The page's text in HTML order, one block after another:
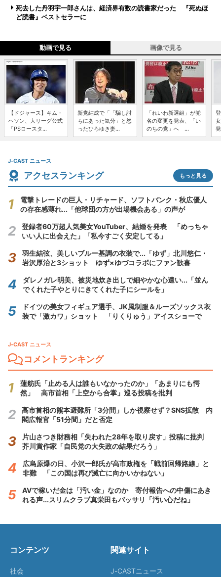
死去した丹羽宇一郎さんは、経済界有数の読書家だった 『死ぬほ
ど読書』ベストセラーに
動画で見る 画像で見る
【ドジャース】キム・
ヘソン、大リーグ公式
「PSロースタ...
新党結成で「「騙し討
ちにあった気分」と怒
ったひろゆき妻...
「れいわ新選組」が党
名の変更を発表、「い
のちの党」へ ...
J-CAST ニュース
アクセスランキング もっと見る
電撃トレードの巨人・リチャード、ソフトバンク・秋広優人
の存在感薄れ...「他球団の方が出場機会ある」の声が
登録者60万超人気美女YouTuber、結婚を発表 「めっちゃ
いい人に出会えた」「私今すごく安定してる」
羽生結弦、美しいブルー基調の衣装で...「ゆず」北川悠仁・
岩沢厚治と3ショット ゆず×ゆづコラボにファン歓喜
ダレノガレ明美、被災地炊き出しで細やかな心遣い...「並ん
でくれた子やとりにきてくれた子にシールを」
ドイツの美女フィギュア選手、JK風制服＆ルーズソックス衣
装で「激カワ」ショット 「りくりゅう」アイスショーで
J-CAST ニュース
コメントランキング
蓮舫氏「止める人は誰もいなかったのか」「あまりにも愕
然」 高市首相「上空から合掌」巡る投稿を批判
高市首相の熊本避難所「3分間」しか視察せず？SNS拡散 内
閣広報官「51分間」だと否定
片山さつき財務相「失われた28年を取り戻す」投稿に批判
芥川賞作家「自民党の大失政の結果だろう」
広島原爆の日、小沢一郎氏が高市政権を「戦前回帰路線」と
非難 「この国は再び滅亡に向かいかねない」
AVで稼いだ金は「汚い金」なのか 寄付報告への中傷にあき
れる声...スリムクラブ真栄田もバッサリ「汚い心だね」
コンテンツ
社会
関連サイト
J-CASTニュース